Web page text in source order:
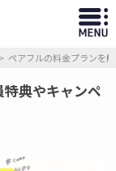
ペアフルの料金プランを
典やキャンペ